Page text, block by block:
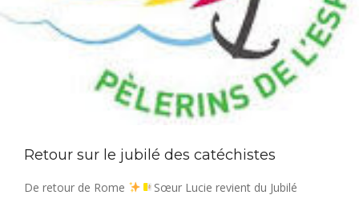
Retour sur le jubilé des catéchistes
De retour de Rome
Sœur Lucie revient du Jubilé